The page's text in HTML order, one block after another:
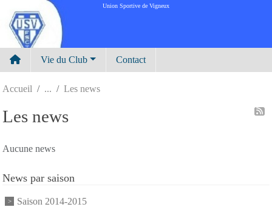
Union Sportive de Vigneux
Vie du Club Contact
Accueil Les news
Les news
Aucune news
News par saison
Saison 2014-2015
Panneau de gestion des cookies